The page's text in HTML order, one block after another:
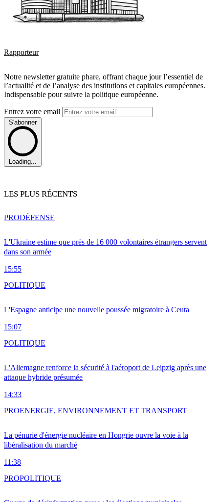
Rapporteur
Notre newsletter gratuite phare, offrant chaque jour l’essentiel de
l’actualité et de l’analyse des institutions et capitales européennes.
Indispensable pour suivre la politique européenne.
Entrez votre email
S'abonner
Loading...
LES PLUS RÉCENTS
L'Ukraine estime que près de 16 000 volontaires étrangers servent
dans son armée
15:55
PRODÉFENSE
L'Espagne anticipe une nouvelle poussée migratoire à Ceuta
15:07
POLITIQUE
L'Allemagne renforce la sécurité à l'aéroport de Leipzig après une
attaque hybride présumée
14:33
POLITIQUE
La pénurie d'énergie nucléaire en Hongrie ouvre la voie à la
libéralisation du marché
11:38
PROENERGIE, ENVIRONNEMENT ET TRANSPORT
PROPOLITIQUE